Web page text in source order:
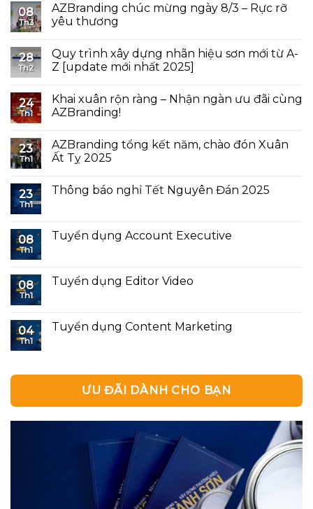
08
Th3
AZBranding chúc mừng ngày 8/3 – Rực rỡ
yêu thương
28
Th2
Quy trình xây dựng nhãn hiệu sơn mới từ A-
Z [update mới nhất 2025]
24
Th1
Khai xuân rộn ràng – Nhận ngàn ưu đãi cùng
AZBranding!
23
Th1
AZBranding tổng kết năm, chào đón Xuân
Ất Tỵ 2025
23
Th1
Thông báo nghỉ Tết Nguyên Đán 2025
08
Th1
Tuyển dụng Account Executive
08
Th1
Tuyển dụng Editor Video
04
Th1
Tuyển dụng Content Marketing
ƯU ĐÃI DÀNH CHO BẠN